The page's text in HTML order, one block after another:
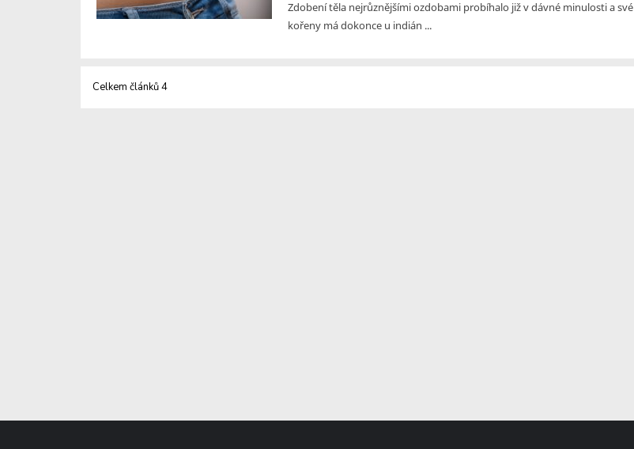
Zdobení těla nejrůznějšími ozdobami probíhalo již v dávné minulosti a své
kořeny má dokonce u indián ...
Celkem článků 4